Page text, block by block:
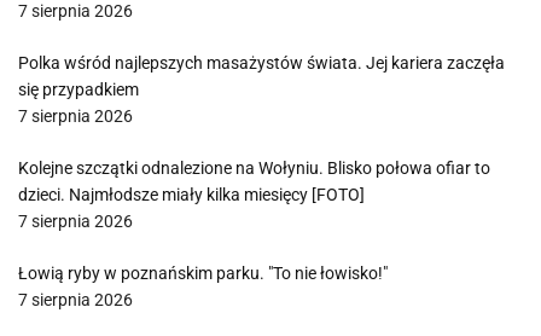
7 sierpnia 2026
Polka wśród najlepszych masażystów świata. Jej kariera zaczęła
się przypadkiem
7 sierpnia 2026
Kolejne szczątki odnalezione na Wołyniu. Blisko połowa ofiar to
dzieci. Najmłodsze miały kilka miesięcy [FOTO]
7 sierpnia 2026
Łowią ryby w poznańskim parku. "To nie łowisko!"
7 sierpnia 2026